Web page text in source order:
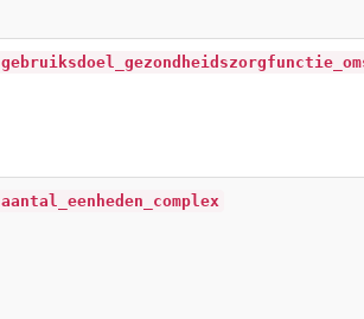
aantal_eenheden_complex